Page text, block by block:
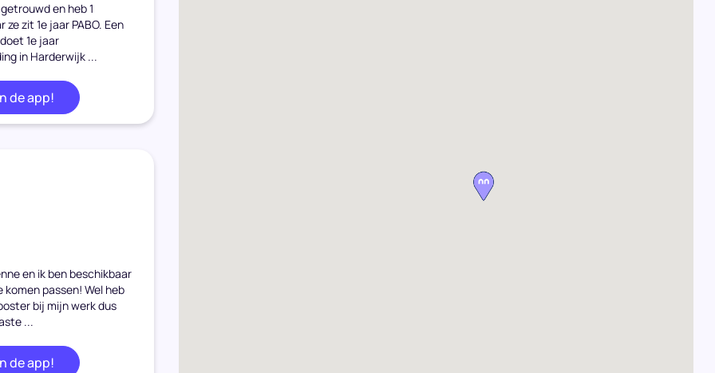
en heb 1
zit 1e jaar PABO. Een
1e jaar
in Harderwijk ...
de app!
en ik ben beschikbaar
komen passen! Wel heb
bij mijn werk dus
...
de app!